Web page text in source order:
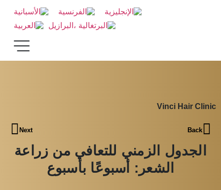
Vinci Hair Clinic
Back
Next
الجدول الزمني للتعافي من زراعة
الشعر: أسبوعًا بأسبوع